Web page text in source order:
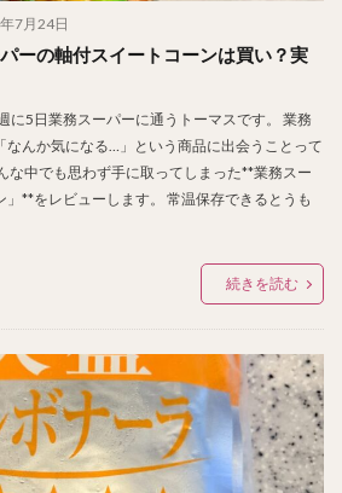
7月24日
ーの軸付スイートコーンは買い？実
に5日業務スーパーに通うトーマスです。 業務
なんか気になる…」という商品に出会うことって
な中でも思わず手に取ってしまった**業務スー
**をレビューします。 常温保存できるとうも
続きを読む